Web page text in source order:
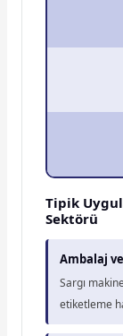
Tipik
Sektörü
Ambalaj
Sargı
etiketleme